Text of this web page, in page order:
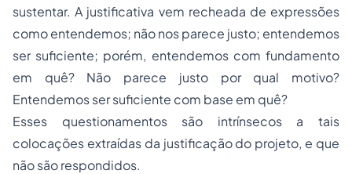
sustentar. A justificativa vem recheada de expressões
como entendemos; não nos parece justo; entendemos
ser suficiente; porém, entendemos com fundamento
em quê? Não parece justo por qual motivo?
Entendemos ser suficiente com base em quê?
Esses questionamentos são intrínsecos a tais
colocações extraídas da justificação do projeto, e que
não são respondidos.